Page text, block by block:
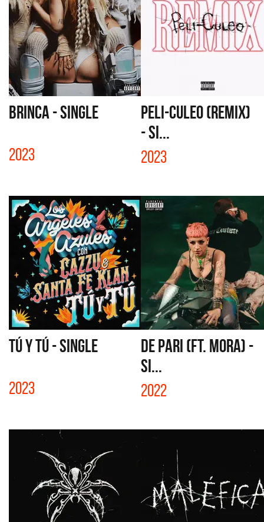
BRINCA - SINGLE
2023
PELI-CULEO (REMIX)
- SI...
2023
TÚ Y TÚ - SINGLE
2023
DE PARI (FT. MORA) -
SI...
2022